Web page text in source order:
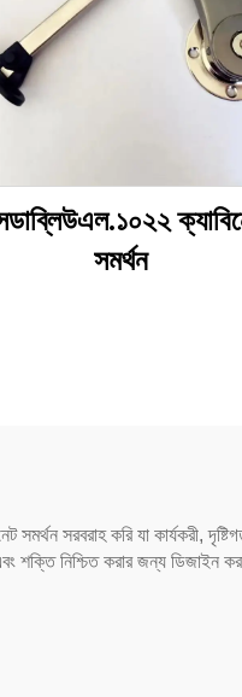
সমর্থন
সমর্থন সরবরাহ করি যা কার্যকরী,
শক্তি নিশ্চিত করার জন্য